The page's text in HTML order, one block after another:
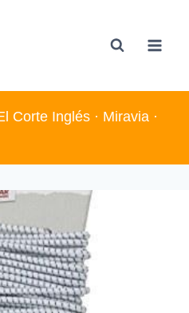
Corte Inglés · Miravia ·